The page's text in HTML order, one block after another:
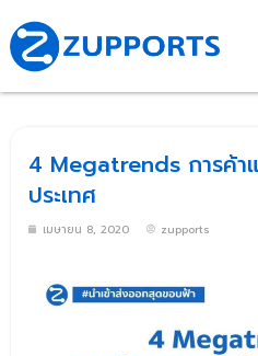
4 Megatrends การค้า
ประเทศ
เมษายน 8, 2020 zupports